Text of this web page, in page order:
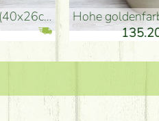
hohe goldenfarbene
135.20